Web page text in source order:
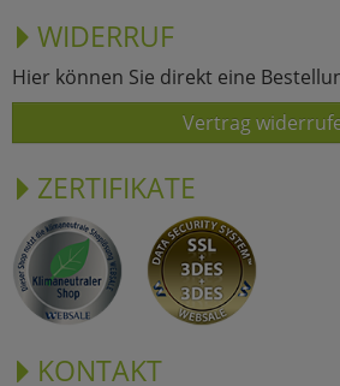
WIDERRUF
Hier können Sie direkt eine
Vertrag
ZERTIFIKATE
KONTAKT